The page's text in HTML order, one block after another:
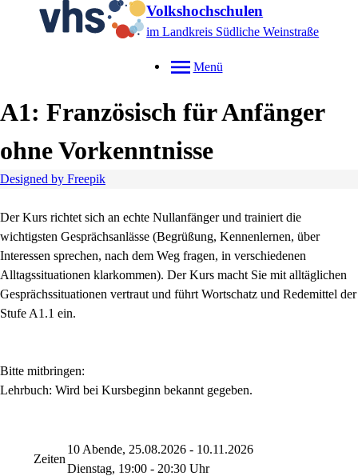
Volkshochschulen
im Landkreis Südliche Weinstraße
Menü
A1: Französisch für Anfänger
ohne Vorkenntnisse
Designed by Freepik
Der Kurs richtet sich an echte Nullanfänger und trainiert die
wichtigsten Gesprächsanlässe (Begrüßung, Kennenlernen, über
Interessen sprechen, nach dem Weg fragen, in verschiedenen
Alltagssituationen klarkommen). Der Kurs macht Sie mit alltäglichen
Gesprächssituationen vertraut und führt Wortschatz und Redemittel der
Stufe A1.1 ein.
Bitte mitbringen:
Lehrbuch: Wird bei Kursbeginn bekannt gegeben.
Zeiten
10 Abende, 25.08.2026 - 10.11.2026
Dienstag, 19:00 - 20:30 Uhr